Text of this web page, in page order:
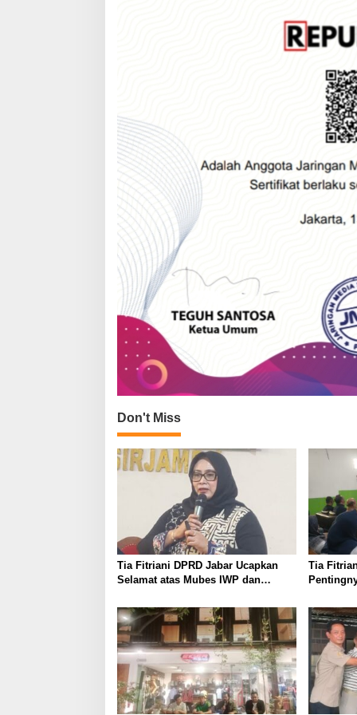
Don't Miss
Tia Fitriani DPRD Jabar Ucapkan
Selamat atas Mubes IWP dan
Ketua IWP Jabar
Tia